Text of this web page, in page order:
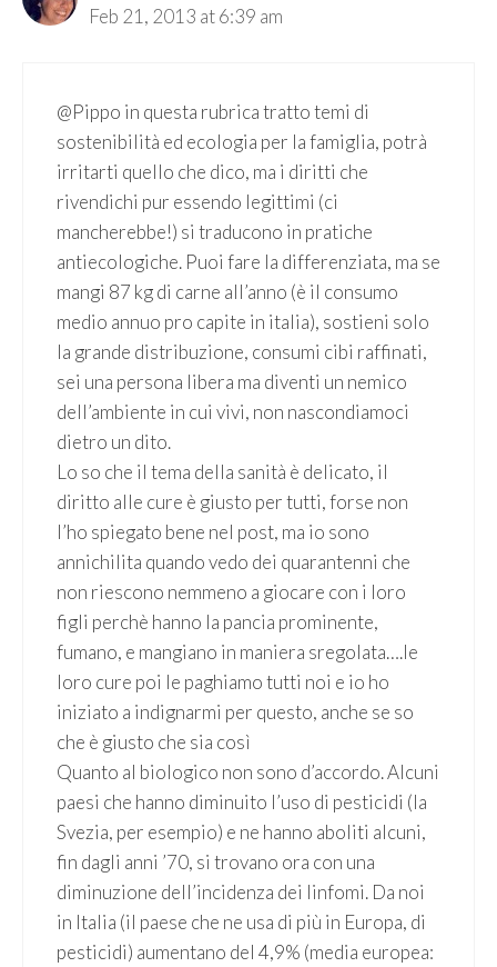
Feb 21, 2013 at 6:39 am
@Pippo in questa rubrica tratto temi di
sostenibilità ed ecologia per la famiglia, potrà
irritarti quello che dico, ma i diritti che
rivendichi pur essendo legittimi (ci
mancherebbe!) si traducono in pratiche
antiecologiche. Puoi fare la differenziata, ma se
mangi 87 kg di carne all’anno (è il consumo
medio annuo pro capite in italia), sostieni solo
la grande distribuzione, consumi cibi raffinati,
sei una persona libera ma diventi un nemico
dell’ambiente in cui vivi, non nascondiamoci
dietro un dito.
Lo so che il tema della sanità è delicato, il
diritto alle cure è giusto per tutti, forse non
l’ho spiegato bene nel post, ma io sono
annichilita quando vedo dei quarantenni che
non riescono nemmeno a giocare con i loro
figli perchè hanno la pancia prominente,
fumano, e mangiano in maniera sregolata….le
loro cure poi le paghiamo tutti noi e io ho
iniziato a indignarmi per questo, anche se so
che è giusto che sia così
Quanto al biologico non sono d’accordo. Alcuni
paesi che hanno diminuito l’uso di pesticidi (la
Svezia, per esempio) e ne hanno aboliti alcuni,
fin dagli anni ’70, si trovano ora con una
diminuzione dell’incidenza dei linfomi. Da noi
in Italia (il paese che ne usa di più in Europa, di
pesticidi) aumentano del 4,9% (media europea: